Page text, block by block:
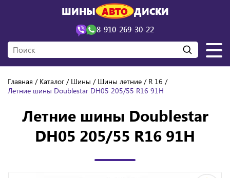
ШИНЫ АВТО ДИСКИ
8-910-269-30-22
Главная Каталог Шины Шины летние
R 16
Летние шины Doublestar DH05 205/55 R16 91H
Летние шины Doublestar
DH05 205/55 R16 91H